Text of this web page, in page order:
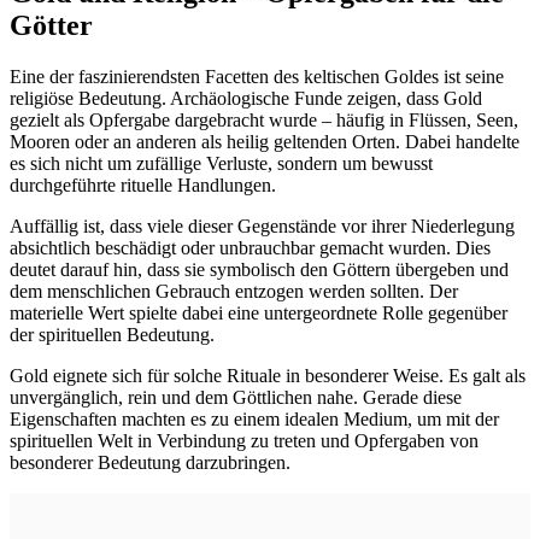
Götter
Eine der faszinierendsten Facetten des keltischen Goldes ist seine
religiöse Bedeutung. Archäologische Funde zeigen, dass Gold
gezielt als Opfergabe dargebracht wurde – häufig in Flüssen, Seen,
Mooren oder an anderen als heilig geltenden Orten. Dabei handelte
es sich nicht um zufällige Verluste, sondern um bewusst
durchgeführte rituelle Handlungen.
Auffällig ist, dass viele dieser Gegenstände vor ihrer Niederlegung
absichtlich beschädigt oder unbrauchbar gemacht wurden. Dies
deutet darauf hin, dass sie symbolisch den Göttern übergeben und
dem menschlichen Gebrauch entzogen werden sollten. Der
materielle Wert spielte dabei eine untergeordnete Rolle gegenüber
der spirituellen Bedeutung.
Gold eignete sich für solche Rituale in besonderer Weise. Es galt als
unvergänglich, rein und dem Göttlichen nahe. Gerade diese
Eigenschaften machten es zu einem idealen Medium, um mit der
spirituellen Welt in Verbindung zu treten und Opfergaben von
besonderer Bedeutung darzubringen.